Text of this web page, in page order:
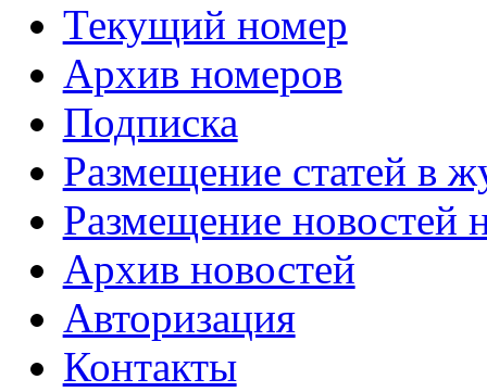
Текущий номер
Архив номеров
Подписка
Размещение статей в
Размещение новостей
Архив новостей
Авторизация
Контакты